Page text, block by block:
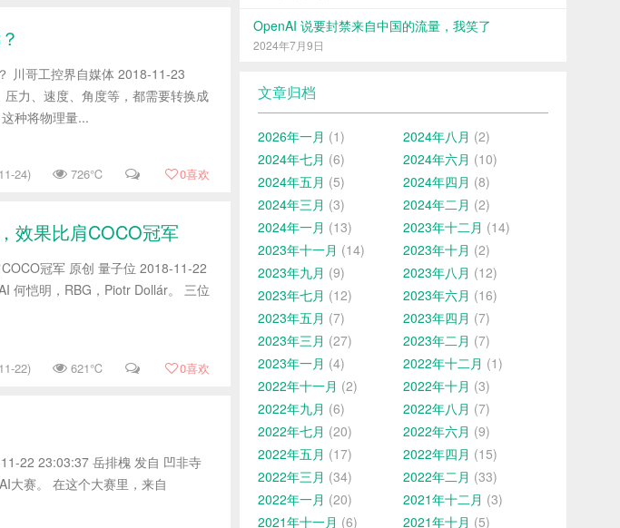
川哥工控界自媒体 2018-11-23
力、速度、角度等，都需要转换成
种将物理量...
24) 726℃ 0喜欢
效果比肩COCO冠军
冠军 原创 量子位 2018-11-22
何恺明，RBG，Piotr Dollár。 三位
22) 621℃ 0喜欢
22 23:03:37 岳排槐 发自 凹非寺
大赛。 在这个大赛里，来自
OpenAI 说要封禁来自中国的流量，我笑了
2024年7月9日
文章归档
2026年一月 (1) 2024年八月 (2)
2024年七月 (6) 2024年六月 (10)
2024年五月 (5) 2024年四月 (8)
2024年三月 (3) 2024年二月 (2)
2024年一月 (13) 2023年十二月 (14)
2023年十一月 (14) 2023年十月 (2)
2023年九月 (9) 2023年八月 (12)
2023年七月 (12) 2023年六月 (16)
2023年五月 (7) 2023年四月 (7)
2023年三月 (27) 2023年二月 (7)
2023年一月 (4) 2022年十二月 (1)
2022年十一月 (2) 2022年十月 (3)
2022年九月 (6) 2022年八月 (7)
2022年七月 (20) 2022年六月 (9)
2022年五月 (17) 2022年四月 (15)
2022年三月 (34) 2022年二月 (33)
2022年一月 (20) 2021年十二月 (3)
2021年十一月 (6) 2021年十月 (5)